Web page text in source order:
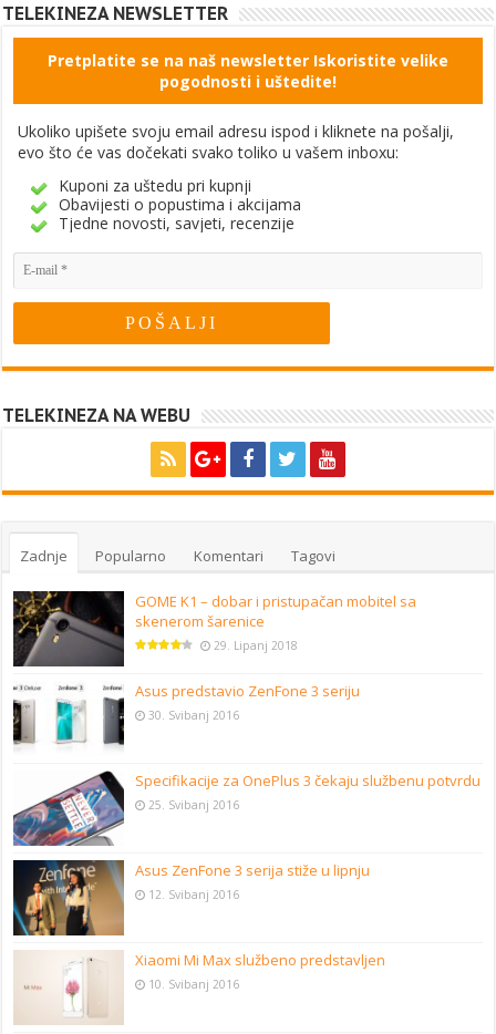
TELEKINEZA NEWSLETTER
Pretplatite se na naš newsletter Iskoristite velike
pogodnosti i uštedite!
Ukoliko upišete svoju email adresu ispod i kliknete na pošalji,
evo što će vas dočekati svako toliko u vašem inboxu:
Kuponi za uštedu pri kupnji
Obavijesti o popustima i akcijama
Tjedne novosti, savjeti, recenzije
TELEKINEZA NA WEBU
Zadnje Popularno Komentari Tagovi
GOME K1 – dobar i pristupačan mobitel sa
skenerom šarenice
29. Lipanj 2018
Asus predstavio ZenFone 3 seriju
30. Svibanj 2016
Specifikacije za OnePlus 3 čekaju službenu potvrdu
25. Svibanj 2016
Asus ZenFone 3 serija stiže u lipnju
12. Svibanj 2016
Xiaomi Mi Max službeno predstavljen
10. Svibanj 2016